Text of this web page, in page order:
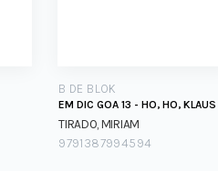
B DE BLOK
EM DIC GOA 13 - HO, HO, KLAUS
TIRADO, MIRIAM
9791387994594